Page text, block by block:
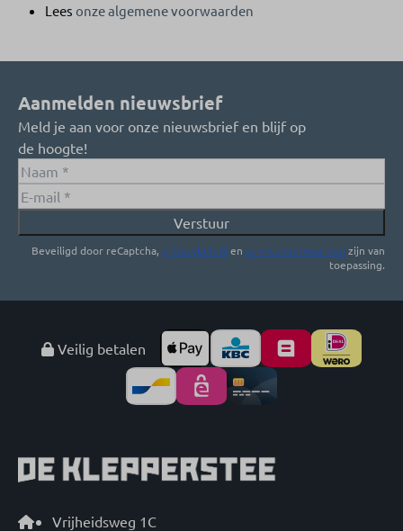
Lees onze algemene voorwaarden
Aanmelden nieuwsbrief
Meld je aan voor onze nieuwsbrief en blijf op
de hoogte!
Verstuur
Beveiligd door reCaptcha, privacybeleid en servicevoorwaarden zijn van
toepassing.
Veilig betalen
Vrijheidsweg 1C